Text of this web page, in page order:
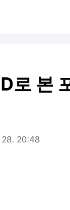
로 본
28. 20:48